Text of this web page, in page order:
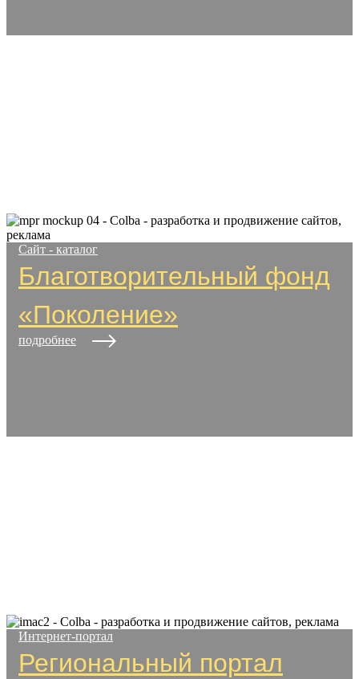
Сайт - каталог
Благотворительный фонд
«Поколение»
подробнее
Интернет-портал
Региональный портал